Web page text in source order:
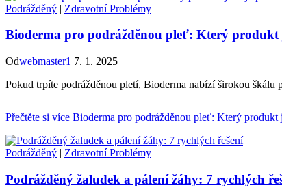
Podrážděný | Zdravotní Problémy
Bioderma pro podrážděnou pleť: Který produkt
Odwebmaster1 7. 1. 2025
Pokud trpíte podrážděnou pletí, Bioderma nabízí širokou škálu
Přečtěte si více Bioderma pro podrážděnou pleť: Který produkt
Podrážděný | Zdravotní Problémy
Podrážděný žaludek a pálení žáhy: 7 rychlých